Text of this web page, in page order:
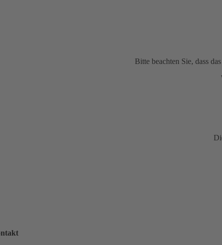
Bitte beachten Sie, dass